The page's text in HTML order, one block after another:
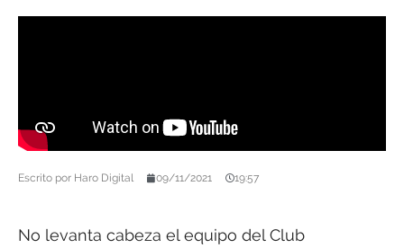
Escrito por Haro Digital 09/11/2021 19:57
No levanta cabeza el equipo del Club